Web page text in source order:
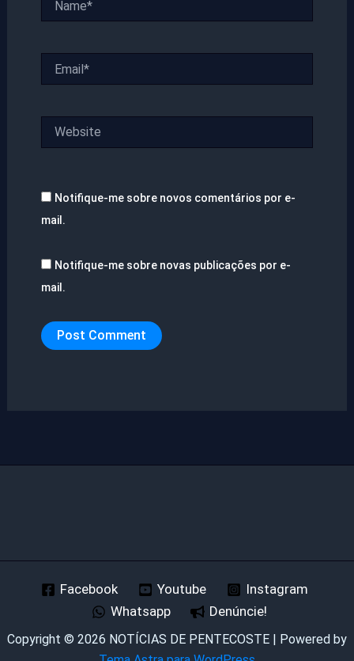
Notifique-me sobre novos comentários por e-
mail.
Notifique-me sobre novas publicações por e-
mail.
Facebook Youtube
Instagram
Whatsapp
Denúncie!
Copyright © 2026 NOTÍCIAS DE PENTECOSTE | Powered by